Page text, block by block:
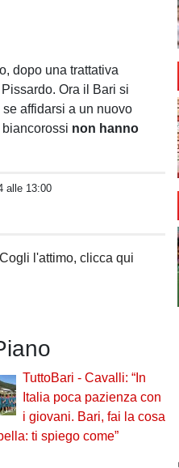
dopo una trattativa
Ora il Bari si
affidarsi a un nuovo
non hanno
alle 13:00
l'attimo, clicca qui
TuttoBari - Cavalli: “In
Italia poca pazienza con
i giovani. Bari, fai la cosa
ti spiego come”